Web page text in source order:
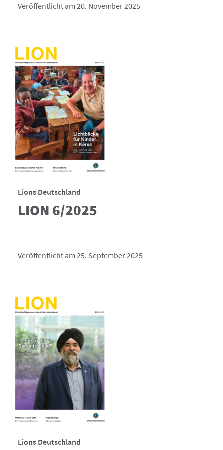
Veröffentlicht am 20. November 2025
Lions Deutschland
LION 6/2025
Veröffentlicht am 25. September 2025
Lions Deutschland